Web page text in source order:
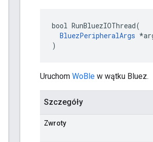
bool RunBluezIOThread(
BluezPeripheralArgs
)
Uruchom WoBle w wątku Bluez.
Szczegóły
Zwroty